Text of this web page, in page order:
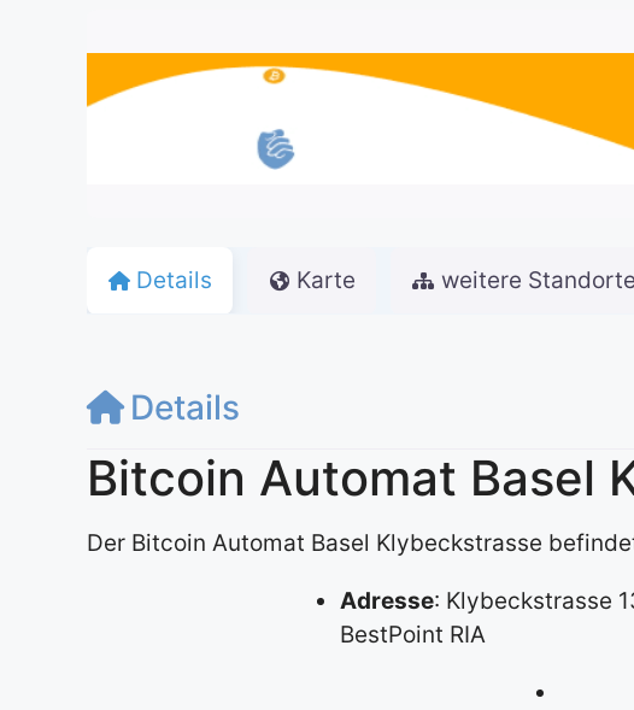
Details Karte weitere Standorte
Details
Bitcoin Automat Basel
Der Bitcoin Automat Basel Klybeckstrasse
Adresse: Klybeckstrasse
BestPoint RIA